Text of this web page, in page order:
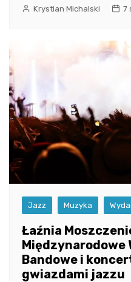
Krystian Michalski 7
Jazz Muzyka
Łaźnia
Międzynarodowe
Bandowe i
gwiazdami jazzu